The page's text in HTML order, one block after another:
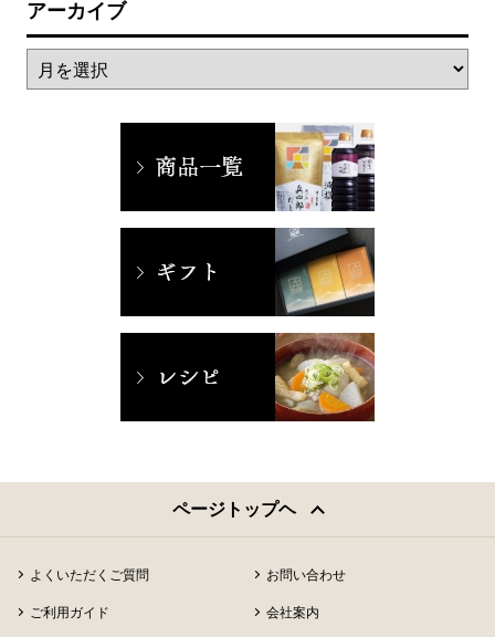
アーカイブ
ページトップヘ
よくいただくご質問 お問い合わせ
ご利用ガイド 会社案内